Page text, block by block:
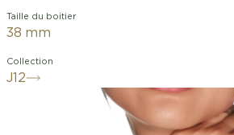
Taille du boitier
38 mm
Collection
J12